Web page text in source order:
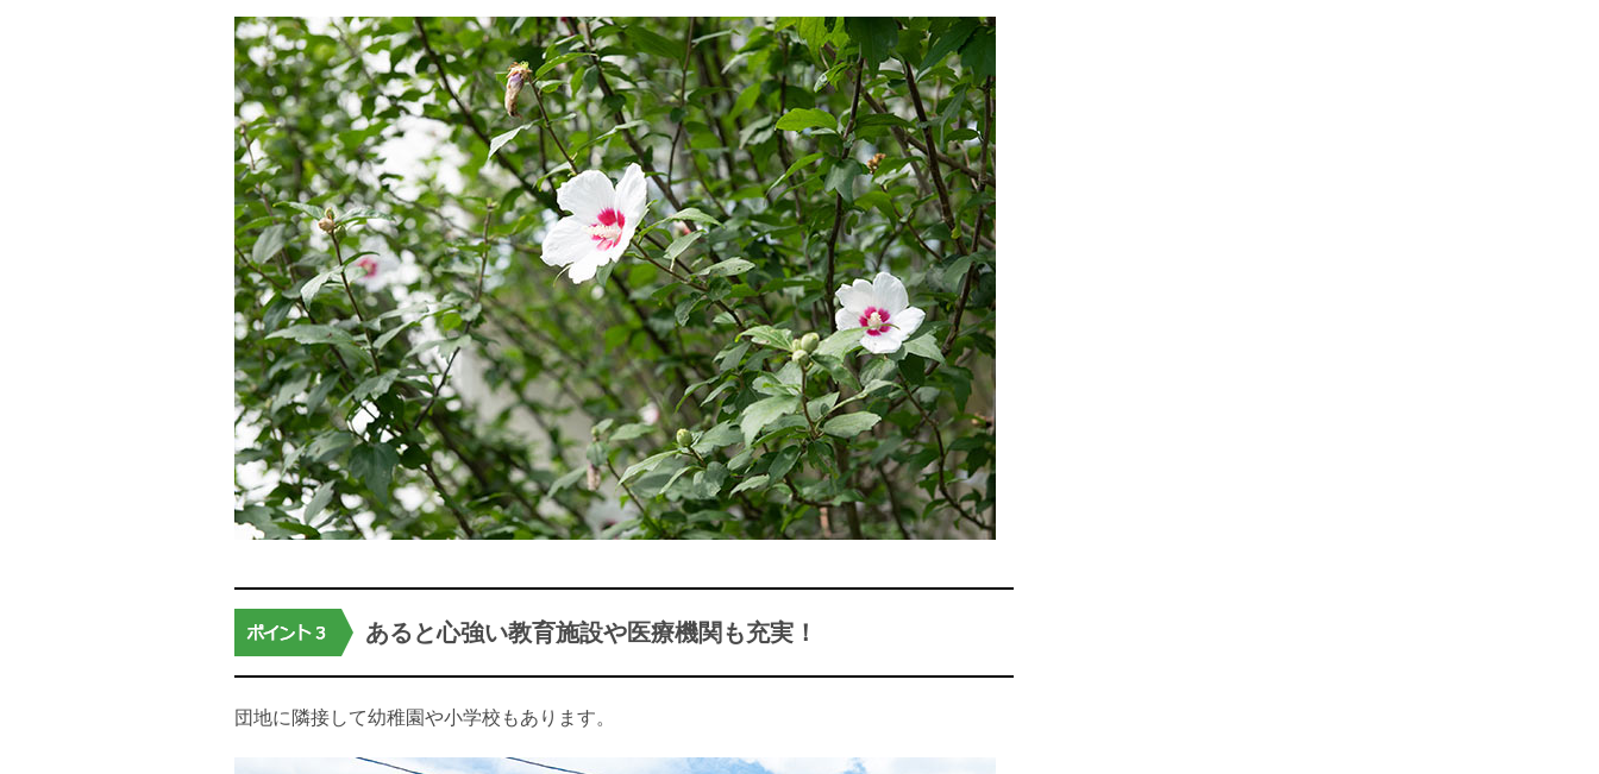
あると心強い教育施設や医療機関も充実！
団地に隣接して幼稚園や小学校もあります。